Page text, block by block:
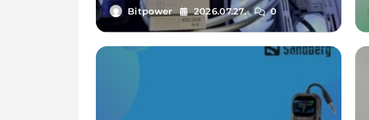
SOROZATOT
Bitpower 2026.07.27. 0